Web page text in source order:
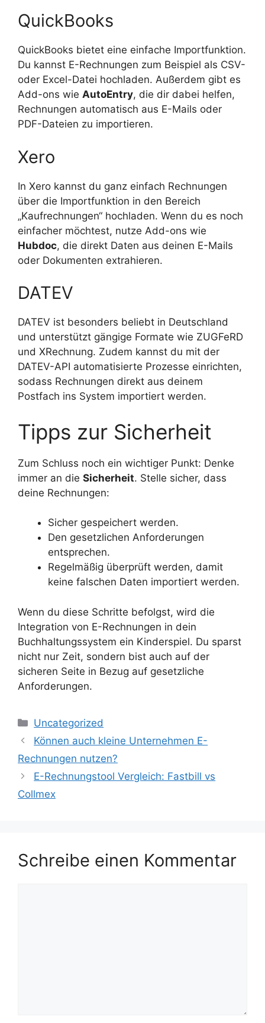
QuickBooks
QuickBooks bietet eine einfache Importfunktion.
Du kannst E-Rechnungen zum Beispiel als CSV-
oder Excel-Datei hochladen. Außerdem gibt es
Add-ons wie AutoEntry, die dir dabei helfen,
Rechnungen automatisch aus E-Mails oder
PDF-Dateien zu importieren.
Xero
In Xero kannst du ganz einfach Rechnungen
über die Importfunktion in den Bereich
„Kaufrechnungen“ hochladen. Wenn du es noch
einfacher möchtest, nutze Add-ons wie
Hubdoc, die direkt Daten aus deinen E-Mails
oder Dokumenten extrahieren.
DATEV
DATEV ist besonders beliebt in Deutschland
und unterstützt gängige Formate wie ZUGFeRD
und XRechnung. Zudem kannst du mit der
DATEV-API automatisierte Prozesse einrichten,
sodass Rechnungen direkt aus deinem
Postfach ins System importiert werden.
Tipps zur Sicherheit
Zum Schluss noch ein wichtiger Punkt: Denke
immer an die Sicherheit. Stelle sicher, dass
deine Rechnungen:
Sicher gespeichert werden.
Den gesetzlichen Anforderungen
entsprechen.
Regelmäßig überprüft werden, damit
keine falschen Daten importiert werden.
Wenn du diese Schritte befolgst, wird die
Integration von E-Rechnungen in dein
Buchhaltungssystem ein Kinderspiel. Du sparst
nicht nur Zeit, sondern bist auch auf der
sicheren Seite in Bezug auf gesetzliche
Anforderungen.
Kategorien
Uncategorized
Können auch kleine Unternehmen E-
Rechnungen nutzen?
E-Rechnungstool Vergleich: Fastbill vs
Collmex
Schreibe einen Kommentar